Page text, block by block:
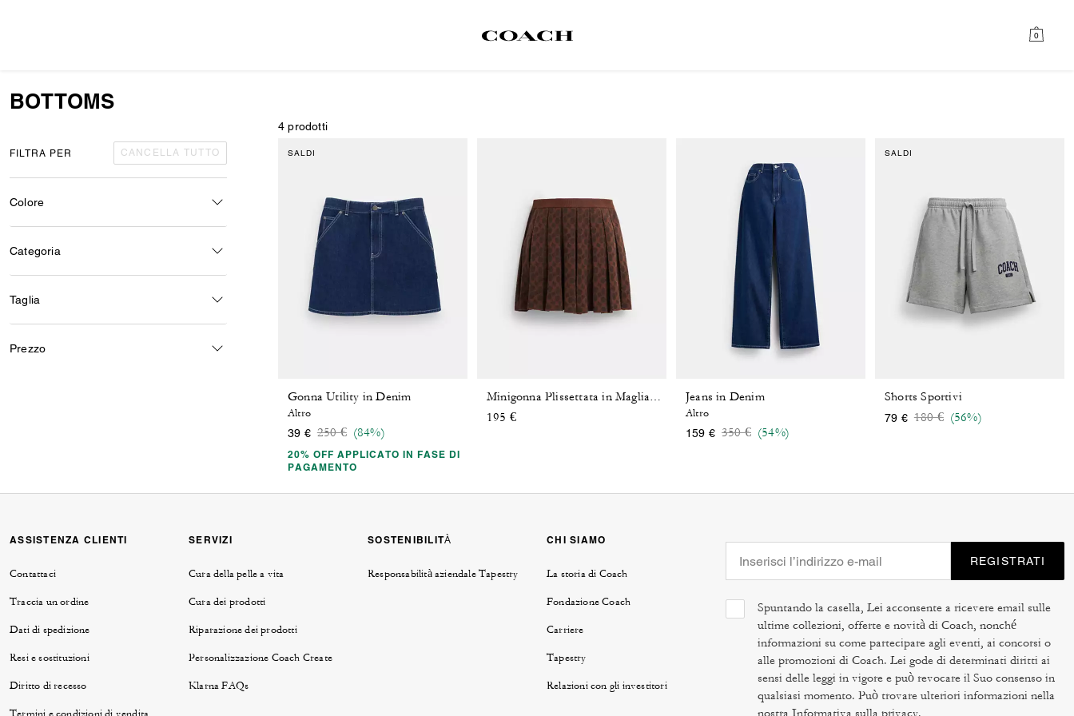
0
BOTTOMS
FILTRA PER CANCELLA TUTTO
Colore
Categoria
Taglia
Prezzo
4 prodotti
SALDI
Gonna Utility in Denim
Altro
39 € Price reduced from
250 €to(84%)
20% OFF APPLICATO IN FASE DI
PAGAMENTO
Minigonna Plissettata in Maglia Signature
195 €
Jeans in Denim
Altro
159 € Price reduced from
350 €to(54%)
SALDI
Shorts Sportivi
79 € Price reduced from
180 €to(56%)
ASSISTENZA CLIENTI
Contattaci
Traccia un ordine
Dati di spedizione
Resi e sostituzioni
Diritto di recesso
SERVIZI
Cura della pelle a vita
Cura dei prodotti
Riparazione dei prodotti
Personalizzazione Coach Create
Klarna FAQs
SOSTENIBILITÀ
Responsabilità aziendale Tapestry
CHI SIAMO
La storia di Coach
Fondazione Coach
Carriere
Tapestry
Relazioni con gli investitori
REGISTRATI
Spuntando la casella, Lei acconsente a ricevere email sulle
ultime collezioni, offerte e novità di Coach, nonché
informazioni su come partecipare agli eventi, ai concorsi o
alle promozioni di Coach. Lei gode di determinati diritti ai
sensi delle leggi in vigore e può revocare il Suo consenso in
qualsiasi momento. Può trovare ulteriori informazioni nella